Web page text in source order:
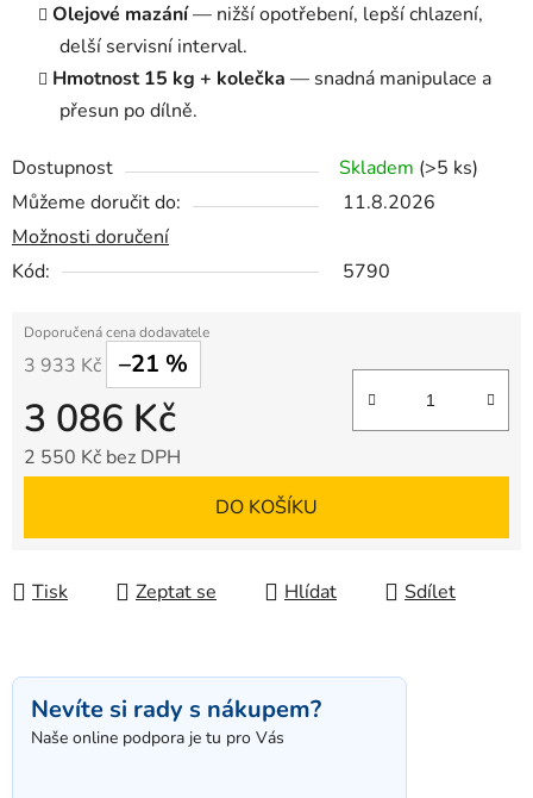
Olejové mazání— nižší opotřebení, lepší chlazení,
delší servisní interval.
Hmotnost 15 kg + kolečka — snadná manipulace a
přesun po dílně.
Dostupnost Skladem (>5 ks)
Můžeme doručit do:
11.8.2026
Možnosti doručení
Kód:
5790
3 933 Kč –21 %
3 086 Kč
2 550 Kč bez DPH
DO KOŠÍKU
Tisk Zeptat se Hlídat Sdílet
Nevíte si rady s nákupem?
Naše online podpora je tu pro Vás